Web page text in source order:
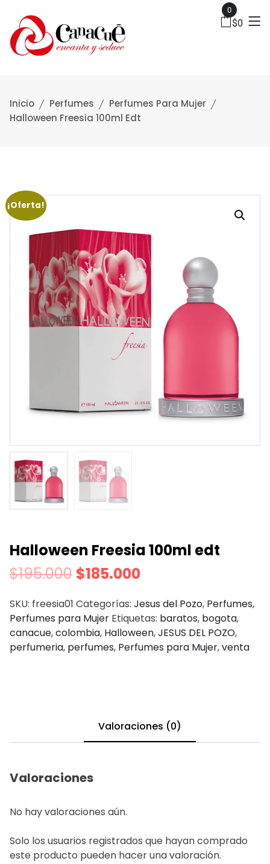
0
$0
Inicio Perfumes
Perfumes Para Mujer
Halloween Freesia 100ml Edt
¡Oferta!
Halloween Freesia 100ml edt
$195.000 $185.000
SKU: freesia01 Categorías: Jesus del Pozo, Perfumes,
Perfumes para Mujer Etiquetas: baratos, bogota,
canacue,colombia, Halloween,JESUS DEL POZO,
perfumeria, perfumes, Perfumes para Mujer,venta
Valoraciones (0)
Valoraciones
No hay valoraciones aún.
Solo los usuarios registrados que hayan comprado
este producto pueden hacer una valoración.